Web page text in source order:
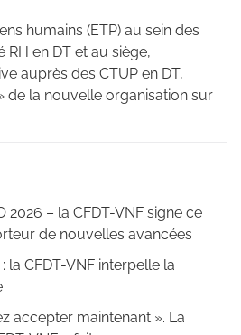
humains (ETP) au sein des
en DT et au siège,
auprès des CTUP en DT,
de la nouvelle organisation sur
2026 – la CFDT-VNF signe ce
de nouvelles avancées
la CFDT-VNF interpelle la
accepter maintenant ». La